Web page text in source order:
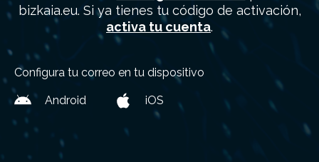
bizkaia.eu. Si ya tienes tu código de activación,
activa tu cuenta.
Configura tu correo en tu dispositivo
Android iOS